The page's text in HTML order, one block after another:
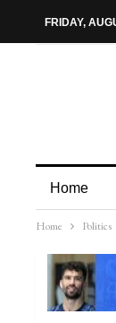
FRIDAY,
Home
Home Politics